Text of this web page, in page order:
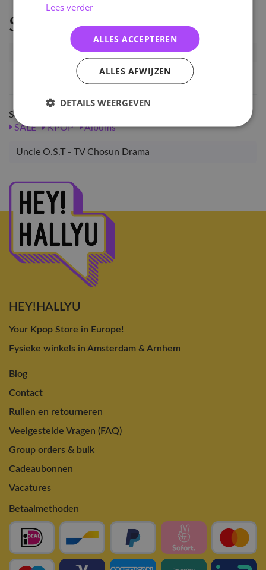
Specificaties
Artikelnummer
17037
1000000170375
Shop meer
SALE
KPOP Albums
Uncle O.S.T - TV Chosun Drama
HEY!HALLYU
Your Kpop Store in Europe!
Fysieke winkels in Amsterdam & Arnhem
Blog
Contact
Ruilen en retourneren
Veelgestelde Vragen (FAQ)
Group orders & bulk
Cadeaubonnen
Vacatures
Betaalmethoden
Lees verder
ALLES ACCEPTEREN
ALLES AFWIJZEN
DETAILS WEERGEVEN